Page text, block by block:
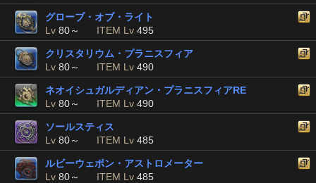
グローブ・オブ・ライト
Lv 80～ ITEM Lv 495
クリスタリウム・プラニスフィア
Lv 80～ ITEM Lv 490
ネオイシュガルディアン・プラニスフィアRE
Lv 80～ ITEM Lv 490
ソールスティス
Lv 80～ ITEM Lv 485
ルビーウェポン・アストロメーター
Lv 80～ ITEM Lv 485